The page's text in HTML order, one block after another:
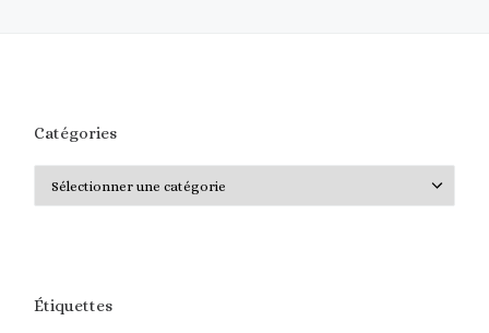
Catégories
Étiquettes